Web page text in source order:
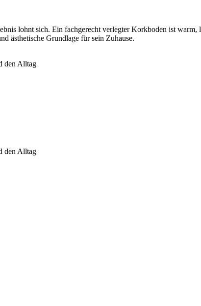
lohnt sich. Ein fachgerecht verlegter Korkboden ist
ästhetische Grundlage für sein Zuhause.
den Alltag
den Alltag